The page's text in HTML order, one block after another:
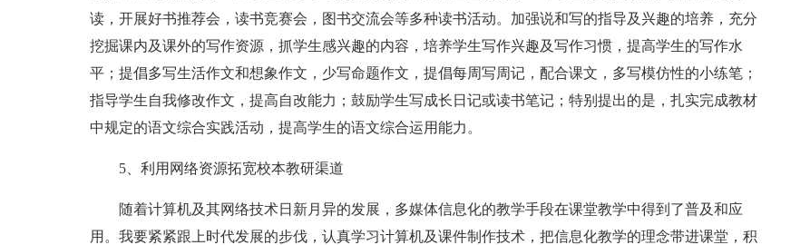
读，开展好书推荐会，读书竞赛会，图书交流会等多种读书活动。加强说和写的指导及兴趣的培养，充分
挖掘课内及课外的写作资源，抓学生感兴趣的内容，培养学生写作兴趣及写作习惯，提高学生的写作水
平；提倡多写生活作文和想象作文，少写命题作文，提倡每周写周记，配合课文，多写模仿性的小练笔；
指导学生自我修改作文，提高自改能力；鼓励学生写成长日记或读书笔记；特别提出的是，扎实完成教材
中规定的语文综合实践活动，提高学生的语文综合运用能力。
5、利用网络资源拓宽校本教研渠道
随着计算机及其网络技术日新月异的发展，多媒体信息化的教学手段在课堂教学中得到了普及和应
用。我要紧紧跟上时代发展的步伐，认真学习计算机及课件制作技术，把信息化教学的理念带进课堂，积